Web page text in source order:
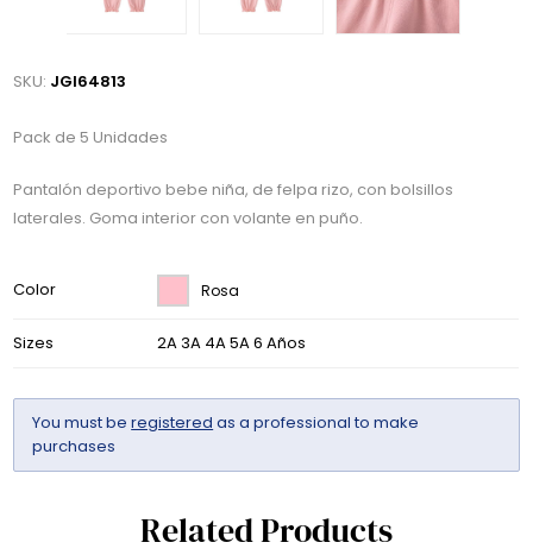
SKU: JGI64813
Pack de 5 Unidades
Pantalón deportivo bebe niña, de felpa rizo, con bolsillos
laterales. Goma interior con volante en puño.
Color Rosa
Sizes 2A 3A 4A 5A 6 Años
You must beregistered as a professional to make
purchases
Related Products